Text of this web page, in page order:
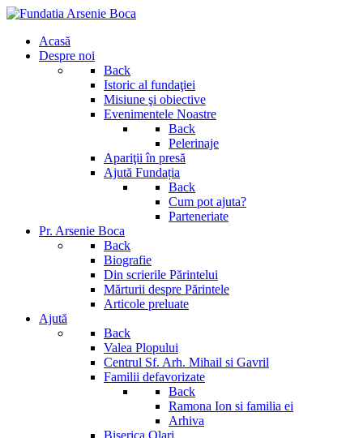
Acasă
Despre noi
Back
Istoric al fundaţiei
Misiune şi obiective
Evenimentele Noastre
Back
Pelerinaje
Apariţii în presă
Ajută Fundația
Back
Cum pot ajuta?
Parteneriate
Pr. Arsenie Boca
Back
Biografie
Din scrierile Părintelui
Mărturii despre Părintele
Articole preluate
Ajută
Back
Valea Plopului
Centrul Sf. Arh. Mihail si Gavril
Familii defavorizate
Back
Ramona Ion si familia ei
Arhiva
Biserica Olari